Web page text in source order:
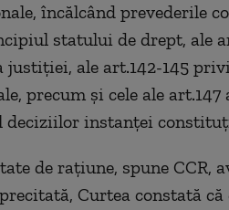
încălcând prevederile
statului de drept, ale
justiţiei, ale art.142-145
precum şi cele ale
instanţei
de raţiune, spune CCR,
Curtea constată